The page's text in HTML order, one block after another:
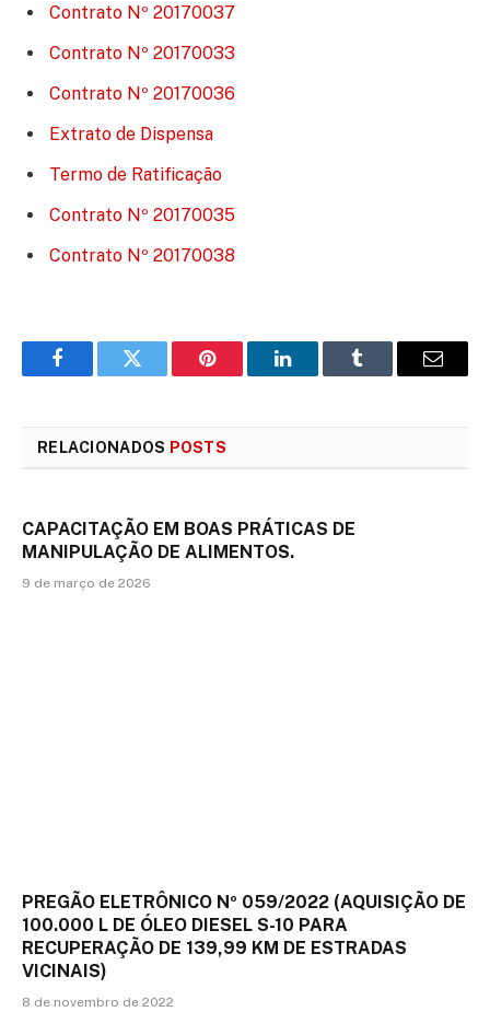
Contrato Nº 20170037
Contrato Nº 20170033
Contrato Nº 20170036
Extrato de Dispensa
Termo de Ratificação
Contrato Nº 20170035
Contrato Nº 20170038
FacebookTwitter Pinterest LinkedInTumblr
E-
RELACIONADOS POSTS
CAPACITAÇÃO EM BOAS PRÁTICAS DE
MANIPULAÇÃO DE ALIMENTOS.
9 de março de 2026
PREGÃO ELETRÔNICO Nº 059/2022 (AQUISIÇÃO DE
100.000 L DE ÓLEO DIESEL S-10 PARA
RECUPERAÇÃO DE 139,99 KM DE ESTRADAS
VICINAIS)
8 de novembro de 2022